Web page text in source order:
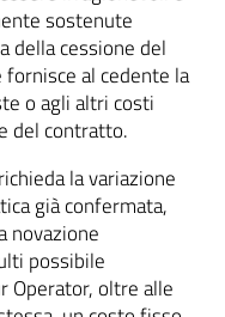
sostenute
della cessione del
al cedente la
o agli altri costi
del contratto.
la variazione
già confermata,
novazione
possibile
Operator, oltre alle